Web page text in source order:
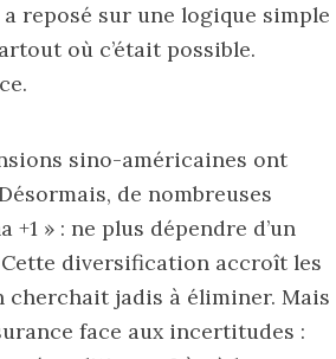
reposé sur une logique simple
où c’était possible.
sino-américaines ont
de nombreuses
+1 » : ne plus dépendre d’un
diversification accroît les
cherchait jadis à éliminer. Mais
face aux incertitudes :